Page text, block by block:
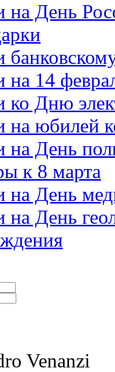
на День
на 14
ко Дню
на юбилей
на День
к 8 марта
на День
на День
Venanzi